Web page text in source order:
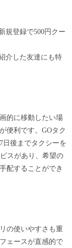
規登録で500円クー
介した友達にも特
的に移動したい場
便利です。GOタク
日後までタクシーを
スがあり、希望の
配することができ
の使いやすさも重
ェースが直感的で